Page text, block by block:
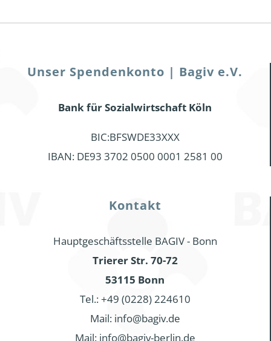
Unser Spendenkonto | Bagiv e.V.
Bank für Sozialwirtschaft Köln
BIC:BFSWDE33XXX
IBAN: DE93 3702 0500 0001 2581 00
Kontakt
Hauptgeschäftsstelle BAGIV - Bonn
Trierer Str. 70-72
53115 Bonn
Tel.: +49 (0228) 224610
Mail: info@bagiv.de
Mail: info@bagiv-berlin.de